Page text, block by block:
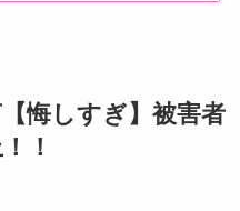
悔しすぎ】被害者
！